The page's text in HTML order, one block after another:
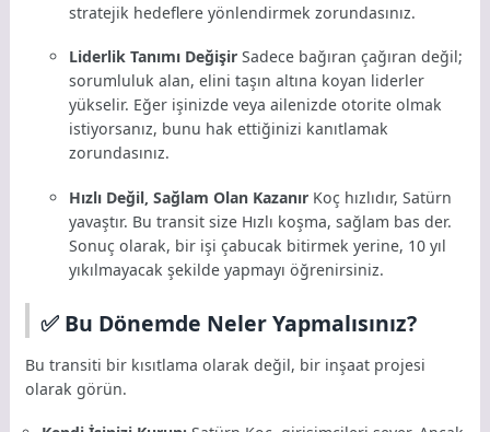
stratejik hedeflere yönlendirmek zorundasınız.
Liderlik Tanımı Değişir Sadece bağıran çağıran değil;
sorumluluk alan, elini taşın altına koyan liderler
yükselir. Eğer işinizde veya ailenizde otorite olmak
istiyorsanız, bunu hak ettiğinizi kanıtlamak
zorundasınız.
Hızlı Değil, Sağlam Olan Kazanır Koç hızlıdır, Satürn
yavaştır. Bu transit size Hızlı koşma, sağlam bas der.
Sonuç olarak, bir işi çabucak bitirmek yerine, 10 yıl
yıkılmayacak şekilde yapmayı öğrenirsiniz.
✅ Bu Dönemde Neler Yapmalısınız?
Bu transiti bir kısıtlama olarak değil, bir inşaat projesi
olarak görün.